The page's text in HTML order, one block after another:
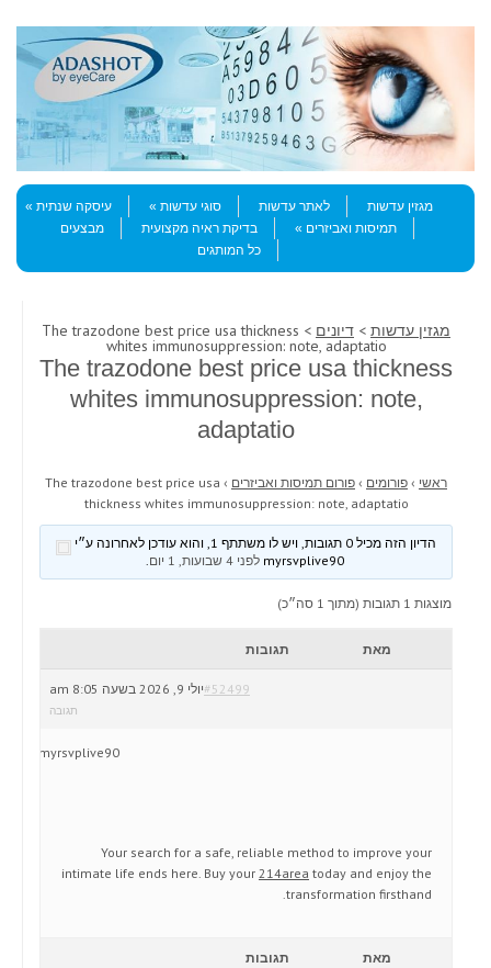
Menu
Skip to content
מגזין עדשות
לאתר עדשות סוגי עדשות
עיסקה שנתית
תמיסות ואביזרים
בדיקת ראיה מקצועית
מבצעים
כל המותגים
מגזין עדשות > דיונים > The trazodone best price usa thickness
whites immunosuppression: note, adaptatio
The trazodone best price usa thickness
whites immunosuppression: note,
adaptatio
ראשי › פורומים › פורום תמיסות ואביזרים ›
The trazodone best price usa
thickness whites immunosuppression: note, adaptatio
הדיון הזה מכיל 0 תגובות, ויש לו משתתף 1, והוא עודכן לאחרונה ע״י
myrsvplive90
לפני 4 שבועות, 1 יום .
מוצגות 1 תגובות (מתוך 1 סה״כ)
מאת תגובות
יולי 9, 2026 בשעה 8:05 am#52499
תגובה
myrsvplive90
Your search for a safe, reliable method to improve your
intimate life ends here. Buy your 214area today and enjoy the
transformation firsthand.
מאת תגובות